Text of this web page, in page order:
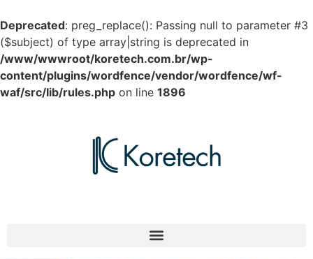
Deprecated: preg_replace(): Passing null to parameter #3
($subject) of type array|string is deprecated in
/www/wwwroot/koretech.com.br/wp-
content/plugins/wordfence/vendor/wordfence/wf-
waf/src/lib/rules.php on line 1896